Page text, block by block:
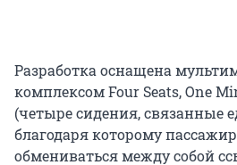
Разработка оснащена
комплексом Four Seats, One
(четыре сидения, связанные
благодаря которому
обмениваться между собой